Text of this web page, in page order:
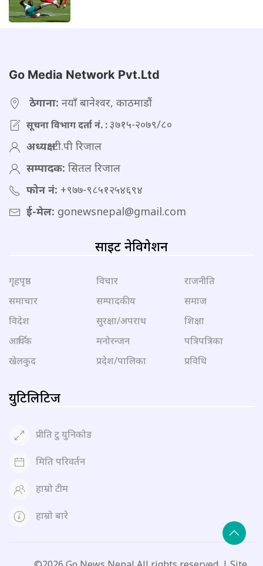
Go Media Network Pvt.Ltd
ठेगाना: नयाँ बानेश्वर, काठमाडौं
सूचना विभाग दर्ता नं. :३७१५-२०७९/८०
अध्यक्ष:टी.पी रिजाल
सम्पादक: सितल रिजाल
फोन नं: +९७७-९८५१२५४६९४
ई-मेल: gonewsnepal@gmail.com
साइट नेविगेशन
गृहपृष्ठ
समाचार
विदेश
आर्थिक
खेलकुद
विचार
सम्पादकीय
सुरक्षा/अपराध
मनोरन्जन
प्रदेश/पालिका
राजनीति
समाज
शिक्षा
पत्रिपत्रिका
प्रविधि
युटिलिटिज
प्रीति टु युनिकोड
मिति परिवर्तन
हाम्रो टीम
हाम्रो बारे